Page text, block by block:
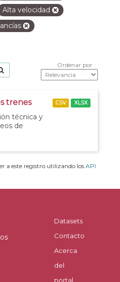
Alta velocidad
Ordenar por
trenes
técnica y
de
CSV XLSX
a este registro utilizando los API
Datasets
Contacto
Acerca
del
portal